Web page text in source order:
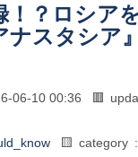
！？ロシア
ナスタシア
06-10 00:36 🟥
🟨 category :